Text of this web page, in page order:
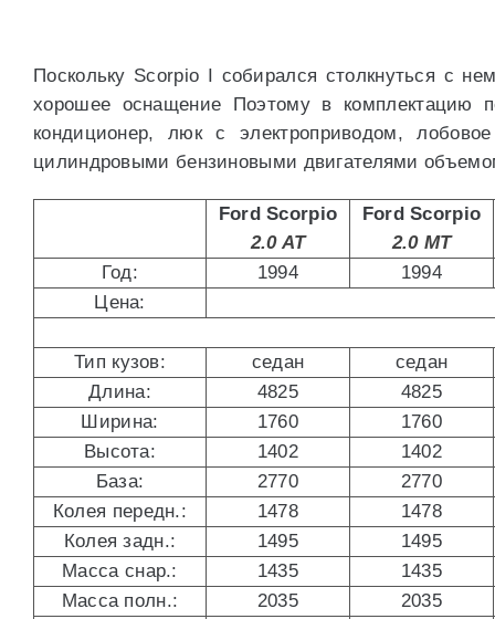
Поскольку Scorpio I собирался столкнуться с
хорошее оснащение Поэтому в комплектацию
кондиционер, люк с электроприводом,
цилиндровыми бензиновыми двигателями
Ford Scorpio
2.0 AT
Ford Scorpio
2.0 MT
Год:
1994
1994
Цена:
Тип кузов: седан
седан
Длина:
4825
4825
Ширина:
1760
1760
Высота:
1402
1402
База:
2770
2770
Колея передн.:
1478
1478
Колея задн.:
1495
1495
Масса снар.:
1435
1435
Масса полн.:
2035
2035